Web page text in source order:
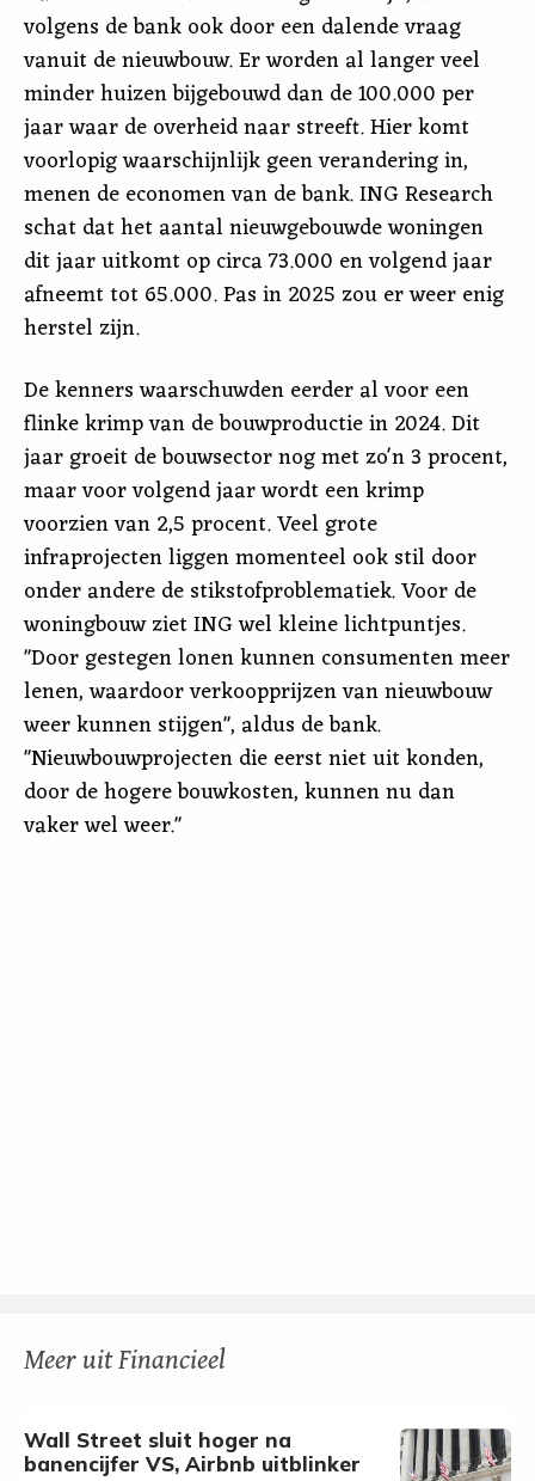
volgens de bank ook door een dalende vraag
vanuit de nieuwbouw. Er worden al langer veel
minder huizen bijgebouwd dan de 100.000 per
jaar waar de overheid naar streeft. Hier komt
voorlopig waarschijnlijk geen verandering in,
menen de economen van de bank. ING Research
schat dat het aantal nieuwgebouwde woningen
dit jaar uitkomt op circa 73.000 en volgend jaar
afneemt tot 65.000. Pas in 2025 zou er weer enig
herstel zijn.
De kenners waarschuwden eerder al voor een
flinke krimp van de bouwproductie in 2024. Dit
jaar groeit de bouwsector nog met zo'n 3 procent,
maar voor volgend jaar wordt een krimp
voorzien van 2,5 procent. Veel grote
infraprojecten liggen momenteel ook stil door
onder andere de stikstofproblematiek. Voor de
woningbouw ziet ING wel kleine lichtpuntjes.
"Door gestegen lonen kunnen consumenten meer
lenen, waardoor verkoopprijzen van nieuwbouw
weer kunnen stijgen", aldus de bank.
"Nieuwbouwprojecten die eerst niet uit konden,
door de hogere bouwkosten, kunnen nu dan
vaker wel weer."
Meer uit Financieel
Wall Street sluit hoger na
banencijfer VS, Airbnb uitblinker